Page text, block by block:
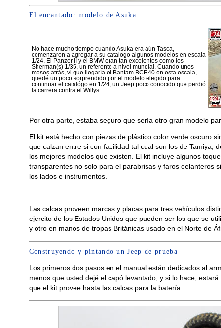
El encantador modelo de Asuka
No hace mucho tiempo cuando Asuka era aún Tasca,
comenzaron a agregar a su catalogo algunos modelos en escala
1/24. El Panzer II y el BMW eran tan excelentes como los
Sherman(s) 1/35, un referente a nivel mundial. Cuando unos
meses atrás, vi que llegaría el Bantam BCR40 en esta escala,
quedé un poco sorprendido por el modelo elegido para
continuar el catalógo en 1/24, un Jeep poco conocido que perdió
la carrera contra el Willys.
Por otra parte, estaba seguro que sería otro gran modelo
El kit está hecho con piezas de plástico color verde oscuro
que calzan entre si con facilidad tal cual son los de Tamiya,
los mejores modelos que existen. El kit incluye algunos
transparentes no solo para el parabrisas y faros delanteros
los lados e instrumentos.
Las calcas proveen marcas y placas para tres vehículos
ejercito de los Estados Unidos que pueden ser los que se
y otro en manos de tropas Británicas usado en el Norte de
Construyendo y pintando un Jeep de prueba
Los primeros dos pasos en el manual están dedicados al
menos que usted dejé el capó levantado, y si lo hace,
que el kit provee hasta las calcas para la batería.